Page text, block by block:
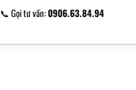
📞 Gọi tư vấn:0906.63.84.94